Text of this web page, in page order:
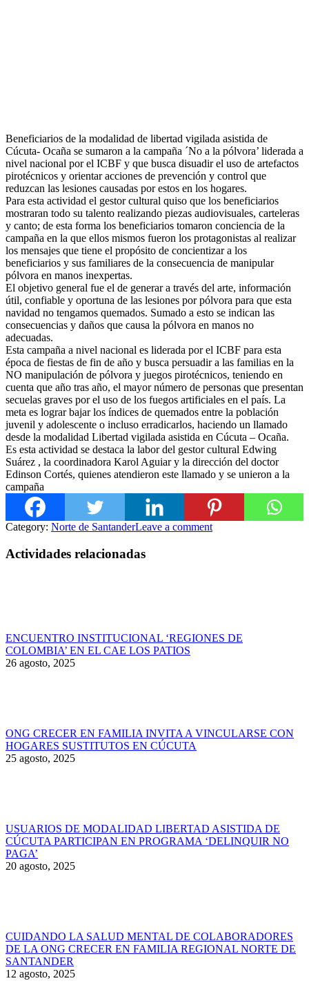
Beneficiarios de la modalidad de libertad vigilada asistida de
Cúcuta- Ocaña se sumaron a la campaña ´No a la pólvora’ liderada a
nivel nacional por el ICBF y que busca disuadir el uso de artefactos
pirotécnicos y orientar acciones de prevención y control que
reduzcan las lesiones causadas por estos en los hogares.
Para esta actividad el gestor cultural quiso que los beneficiarios
mostraran todo su talento realizando piezas audiovisuales, carteleras
y canto; de esta forma los beneficiarios tomaron conciencia de la
campaña en la que ellos mismos fueron los protagonistas al realizar
los mensajes que tiene el propósito de concientizar a los
beneficiarios y sus familiares de la consecuencia de manipular
pólvora en manos inexpertas.
El objetivo general fue el de generar a través del arte, información
útil, confiable y oportuna de las lesiones por pólvora para que esta
navidad no tengamos quemados. Sumado a esto se indican las
consecuencias y daños que causa la pólvora en manos no
adecuadas.
Esta campaña a nivel nacional es liderada por el ICBF para esta
época de fiestas de fin de año y busca persuadir a las familias en la
NO manipulación de pólvora y juegos pirotécnicos, teniendo en
cuenta que año tras año, el mayor número de personas que presentan
secuelas graves por el uso de los fuegos artificiales en el país. La
meta es lograr bajar los índices de quemados entre la población
juvenil y adolescente o incluso erradicarlos, haciendo un llamado
desde la modalidad Libertad vigilada asistida en Cúcuta – Ocaña.
Es esta actividad se destaca la labor del gestor cultural Edwing
Suárez , la coordinadora Karol Aguiar y la dirección del doctor
Edinson Cortés, quienes atendieron este llamado y se unieron a la
campaña
Category: Norte de SantanderLeave a comment
Actividades relacionadas
ENCUENTRO INSTITUCIONAL ‘REGIONES DE
COLOMBIA’ EN EL CAE LOS PATIOS
26 agosto, 2025
ONG CRECER EN FAMILIA INVITA A VINCULARSE CON
HOGARES SUSTITUTOS EN CÚCUTA
25 agosto, 2025
USUARIOS DE MODALIDAD LIBERTAD ASISTIDA DE
CÚCUTA PARTICIPAN EN PROGRAMA ‘DELINQUIR NO
PAGA’
20 agosto, 2025
CUIDANDO LA SALUD MENTAL DE COLABORADORES
DE LA ONG CRECER EN FAMILIA REGIONAL NORTE DE
SANTANDER
12 agosto, 2025